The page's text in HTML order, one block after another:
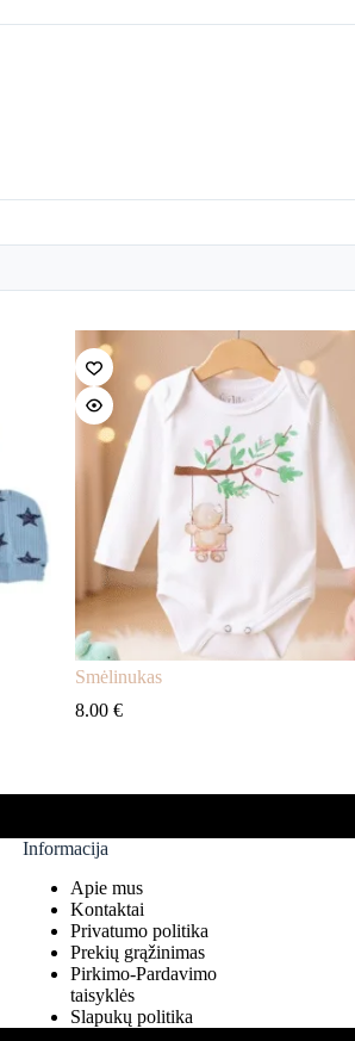
Smėlinukas
8.00 €
Informacija
Apie mus
Kontaktai
Privatumo politika
Prekių grąžinimas
Pirkimo-Pardavimo
taisyklės
Slapukų politika